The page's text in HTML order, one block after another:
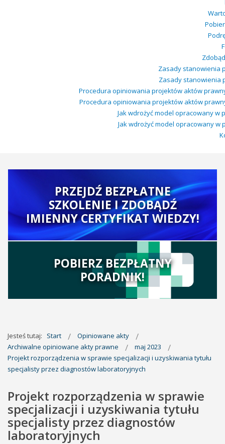
Zasady stanowienia
Zasady stanowienia
Procedura opiniowania projektów aktów
Procedura opiniowania projektów aktów
Jak wdrożyć model opracowany w
Jak wdrożyć model opracowany
PRZEJDŹ BEZPŁATNE
SZKOLENIE I ZDOBĄDŹ
IMIENNY CERTYFIKAT WIEDZY!
POBIERZ BEZPŁATNY
PORADNIK!
Jesteś tutaj: Start
Opiniowane akty
Archiwalne opiniowane akty prawne
maj 2023
Projekt rozporządzenia w sprawie specjalizacji i uzyskiwania tytułu
specjalisty przez diagnostów laboratoryjnych
Projekt rozporządzenia w sprawie
specjalizacji i uzyskiwania tytułu
specjalisty przez diagnostów
laboratoryjnych